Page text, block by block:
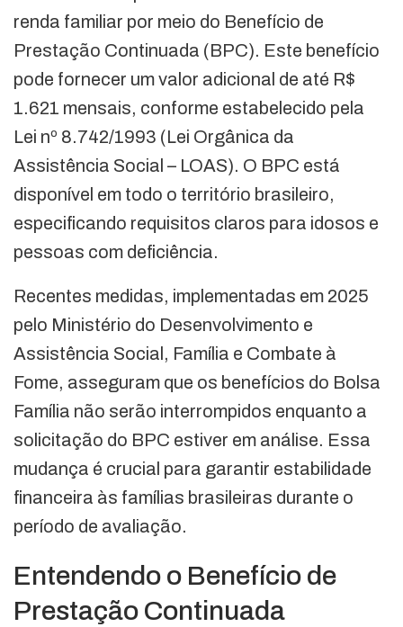
renda familiar por meio do Benefício de
Prestação Continuada (BPC). Este benefício
pode fornecer um valor adicional de até R$
1.621 mensais, conforme estabelecido pela
Lei nº 8.742/1993 (Lei Orgânica da
Assistência Social – LOAS). O BPC está
disponível em todo o território brasileiro,
especificando requisitos claros para idosos e
pessoas com deficiência.
Recentes medidas, implementadas em 2025
pelo Ministério do Desenvolvimento e
Assistência Social, Família e Combate à
Fome, asseguram que os benefícios do Bolsa
Família não serão interrompidos enquanto a
solicitação do BPC estiver em análise. Essa
mudança é crucial para garantir estabilidade
financeira às famílias brasileiras durante o
período de avaliação.
Entendendo o Benefício de
Prestação Continuada